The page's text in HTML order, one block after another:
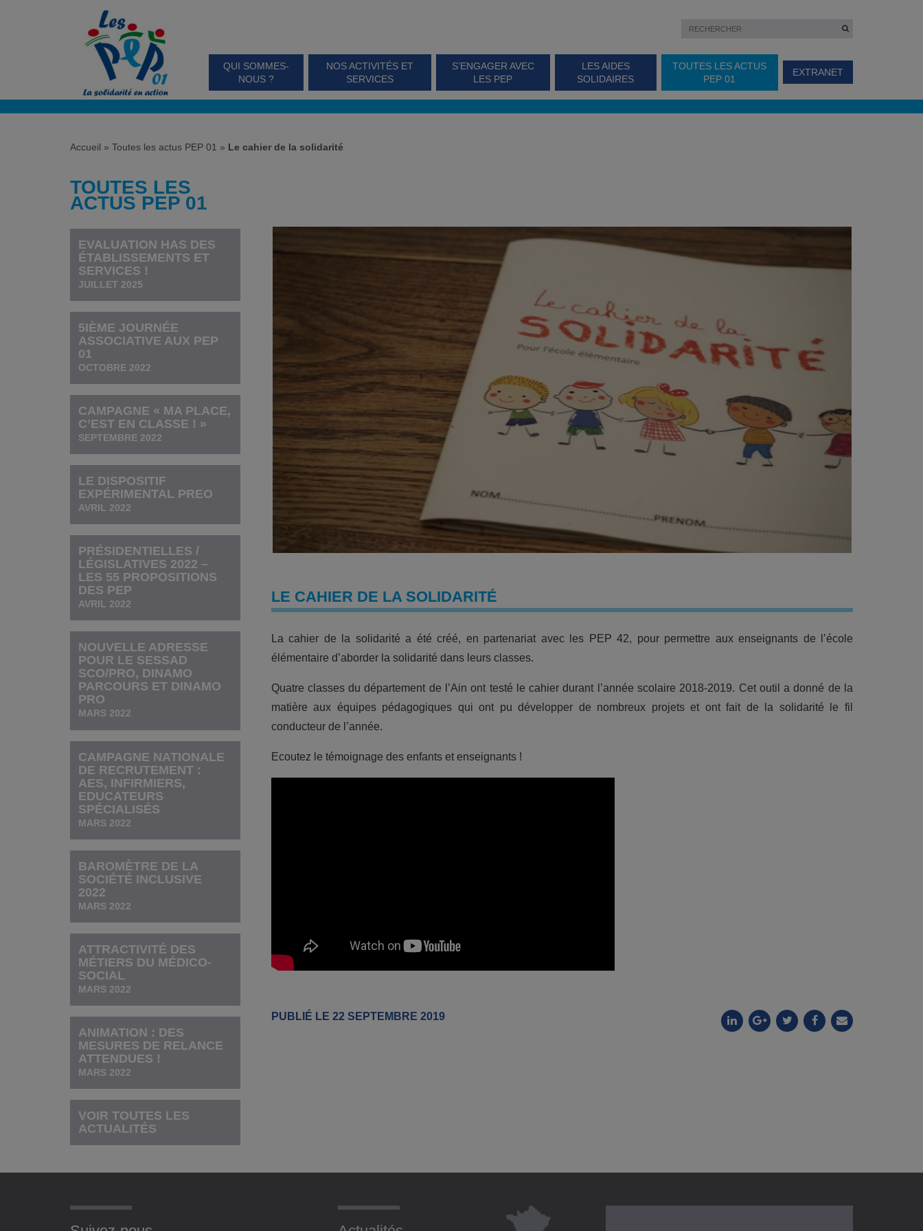
QUI SOMMES-
NOUS ?
NOS ACTIVITÉS ET
SERVICES
S’ENGAGER AVEC
LES PEP
LES AIDES
SOLIDAIRES
TOUTES LES ACTUS
PEP 01
EXTRANET
Accueil » Toutes les actus PEP 01 » Le cahier de la solidarité
TOUTES LES
ACTUS PEP 01
EVALUATION HAS DES
ÉTABLISSEMENTS ET
SERVICES !
JUILLET 2025
5IÈME JOURNÉE
ASSOCIATIVE AUX PEP
01
OCTOBRE 2022
CAMPAGNE « MA PLACE,
C’EST EN CLASSE ! »
SEPTEMBRE 2022
LE DISPOSITIF
EXPÉRIMENTAL PREO
AVRIL 2022
PRÉSIDENTIELLES /
LÉGISLATIVES 2022 –
LES 55 PROPOSITIONS
DES PEP
AVRIL 2022
NOUVELLE ADRESSE
POUR LE SESSAD
SCO/PRO, DINAMO
PARCOURS ET DINAMO
PRO
MARS 2022
CAMPAGNE NATIONALE
DE RECRUTEMENT :
AES, INFIRMIERS,
EDUCATEURS
SPÉCIALISÉS
MARS 2022
BAROMÈTRE DE LA
SOCIÉTÉ INCLUSIVE
2022
MARS 2022
ATTRACTIVITÉ DES
MÉTIERS DU MÉDICO-
SOCIAL
MARS 2022
ANIMATION : DES
MESURES DE RELANCE
ATTENDUES !
MARS 2022
VOIR TOUTES LES
ACTUALITÉS
LE CAHIER DE LA SOLIDARITÉ
La cahier de la solidarité a été créé, en partenariat avec les PEP 42, pour permettre aux enseignants de l’école
élémentaire d’aborder la solidarité dans leurs classes.
Quatre classes du département de l’Ain ont testé le cahier durant l’année scolaire 2018-2019. Cet outil a donné de la
matière aux équipes pédagogiques qui ont pu développer de nombreux projets et ont fait de la solidarité le fil
conducteur de l’année.
Ecoutez le témoignage des enfants et enseignants !
PUBLIÉ LE 22 SEPTEMBRE 2019